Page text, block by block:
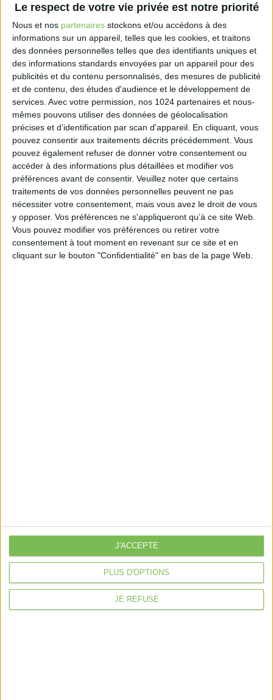
Le respect de votre vie privée est notre priorité
Nous et nos partenaires stockons et/ou accédons à des
informations sur un appareil, telles que les cookies, et traitons
des données personnelles telles que des identifiants uniques et
des informations standards envoyées par un appareil pour des
publicités et du contenu personnalisés, des mesures de publicité
et de contenu, des études d'audience et le développement de
services. Avec votre permission, nos 1024 partenaires et nous-
mêmes pouvons utiliser des données de géolocalisation
précises et d’identification par scan d'appareil. En cliquant, vous
pouvez consentir aux traitements décrits précédemment. Vous
pouvez également refuser de donner votre consentement ou
accéder à des informations plus détaillées et modifier vos
préférences avant de consentir. Veuillez noter que certains
traitements de vos données personnelles peuvent ne pas
nécessiter votre consentement, mais vous avez le droit de vous
y opposer. Vos préférences ne s'appliqueront qu’à ce site Web.
Vous pouvez modifier vos préférences ou retirer votre
consentement à tout moment en revenant sur ce site et en
cliquant sur le bouton "Confidentialité" en bas de la page Web.
PLUS D'OPTIONS
JE REFUSE
J'ACCEPTE
Ce décret modifie les modalités de détermination
des niveaux de prise en charge des contrats
d’apprentissage, notamment lorsque France
compétences révise ses recommandations. Il prévoit
également que les niveaux de prise en charge des
contrats d’apprentissage sont fixés à titre transitoire
par un arrêté conjoint des ministres chargés de la
formation professionnelle et du budget dans
l’attente de leur fixation par les branches
professionnelles ou par l’État dès lors que la carence
est constatée.
https://www.legifrance.gouv.fr/jorf/id/
Déclaration Impôt sur le Revenu
Loueur en Meublé
Examen de Conformité Fiscale